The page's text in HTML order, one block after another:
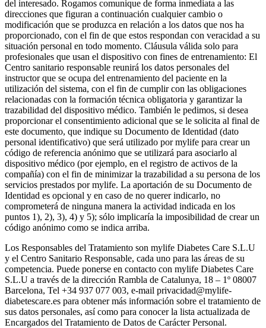
del interesado. Rogamos comunique de forma inmediata a las
direcciones que figuran a continuación cualquier cambio o
modificación que se produzca en relación a los datos que nos ha
proporcionado, con el fin de que estos respondan con veracidad a su
situación personal en todo momento. Cláusula válida solo para
profesionales que usan el dispositivo con fines de entrenamiento: El
Centro sanitario responsable reunirá los datos personales del
instructor que se ocupa del entrenamiento del paciente en la
utilización del sistema, con el fin de cumplir con las obligaciones
relacionadas con la formación técnica obligatoria y garantizar la
trazabilidad del dispositivo médico. También le pedimos, si desea
proporcionar el consentimiento adicional que se le solicita al final de
este documento, que indique su Documento de Identidad (dato
personal identificativo) que será utilizado por mylife para crear un
código de referencia anónimo que se utilizará para asociarlo al
dispositivo médico (por ejemplo, en el registro de activos de la
compañía) con el fin de minimizar la trazabilidad a su persona de los
servicios prestados por mylife. La aportación de su Documento de
Identidad es opcional y en caso de no querer indicarlo, no
comprometerá de ninguna manera la actividad indicada en los
puntos 1), 2), 3), 4) y 5); sólo implicaría la imposibilidad de crear un
código anónimo como se indica arriba.
Los Responsables del Tratamiento son mylife Diabetes Care S.L.U
y el Centro Sanitario Responsable, cada uno para las áreas de su
competencia. Puede ponerse en contacto con mylife Diabetes Care
S.L.U a través de la dirección Rambla de Catalunya, 18 – 1º 08007
Barcelona, Tel +34 937 077 003, e-mail privacidad@mylife-
diabetescare.es para obtener más información sobre el tratamiento de
sus datos personales, así como para conocer la lista actualizada de
Encargados del Tratamiento de Datos de Carácter Personal.